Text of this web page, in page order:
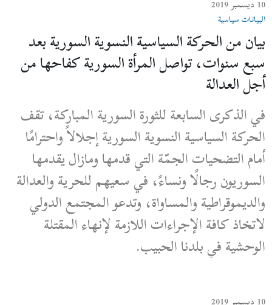
10 ديسمبر 2019
البيانات سياسية
بيان من الحركة السياسية النسوية السورية بعد
سبع سنوات، تواصل المرأة السورية كفاحها من
أجل العدالة
في الذكرى السابعة للثورة السورية المباركة، تقف
الحركة السياسية النسوية السورية إجلالاً واحترامًا
أمام التضحيات الجمّة التي قدمها ومازال يقدمها
السوريون رجالًا ونساءً، في سعيهم للحرية والعدالة
والديموقراطية والمساواة، وتدعو المجتمع الدولي
لاتخاذ كافة الإجراءات اللازمة لإنهاء المقتلة
الوحشية في بلدنا الحبيب.
10 ديسمبر 2019